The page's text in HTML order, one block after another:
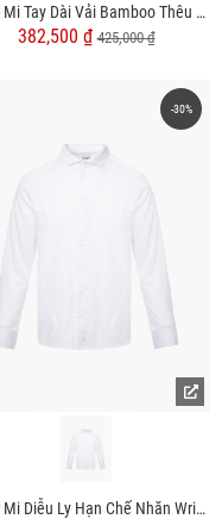
Áo Sơ Mi Tay Dài Vải Bamboo Thêu Chữ Liberty M Ở Vai Form Slimfit SM190
382,500 ₫425,000 ₫
-30%
Áo Sơ Mi Diễu Ly Hạn Chế Nhăn Wrinkle X Thêu Peakhour Form Slimfit SM187 Màu Trắng